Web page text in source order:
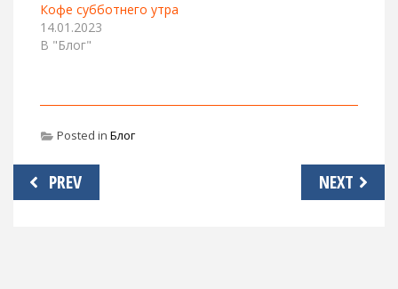
Кофе субботнего утра
14.01.2023
В "Блог"
Posted in Блог
Навигация
по
PREV NEXT